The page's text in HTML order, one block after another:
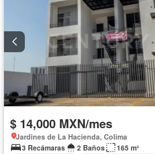
$ 14,000 MXN/mes
Jardines de La Hacienda, Colima
3 Recámaras
2 Baños
165 m²